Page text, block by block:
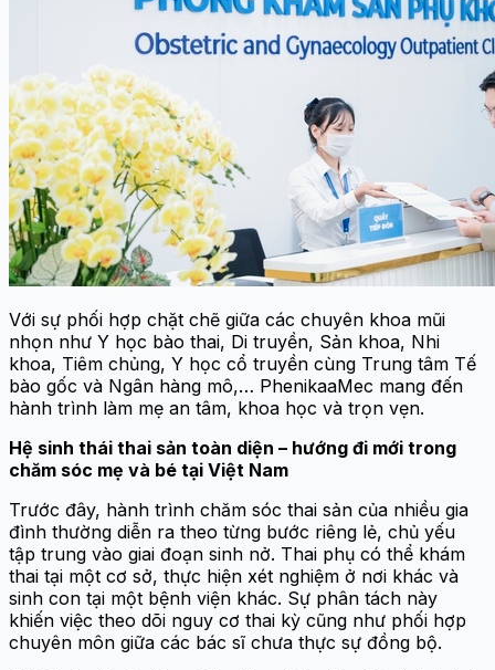
Với sự phối hợp chặt chẽ giữa các chuyên khoa mũi
nhọn như Y học bào thai, Di truyền, Sản khoa, Nhi
khoa, Tiêm chủng, Y học cổ truyền cùng Trung tâm Tế
bào gốc và Ngân hàng mô,… PhenikaaMec mang đến
hành trình làm mẹ an tâm, khoa học và trọn vẹn.
Hệ sinh thái thai sản toàn diện – hướng đi mới trong
chăm sóc mẹ và bé tại Việt Nam
Trước đây, hành trình chăm sóc thai sản của nhiều gia
đình thường diễn ra theo từng bước riêng lẻ, chủ yếu
tập trung vào giai đoạn sinh nở. Thai phụ có thể khám
thai tại một cơ sở, thực hiện xét nghiệm ở nơi khác và
sinh con tại một bệnh viện khác. Sự phân tách này
khiến việc theo dõi nguy cơ thai kỳ cũng như phối hợp
chuyên môn giữa các bác sĩ chưa thực sự đồng bộ.